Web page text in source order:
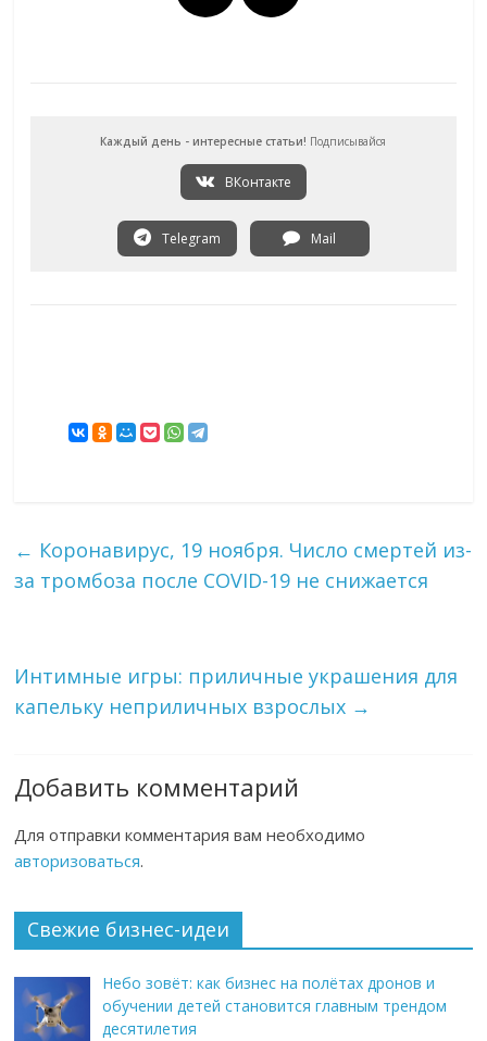
Каждый день - интересные статьи! Подписывайся
ВКонтакте
Telegram Mail
← Коронавирус, 19 ноября. Число смертей из-
за тромбоза после COVID-19 не снижается
Интимные игры: приличные украшения для
капельку неприличных взрослых →
Добавить комментарий
Для отправки комментария вам необходимо
авторизоваться.
Свежие бизнес-идеи
Небо зовёт: как бизнес на полётах дронов и
обучении детей становится главным трендом
десятилетия